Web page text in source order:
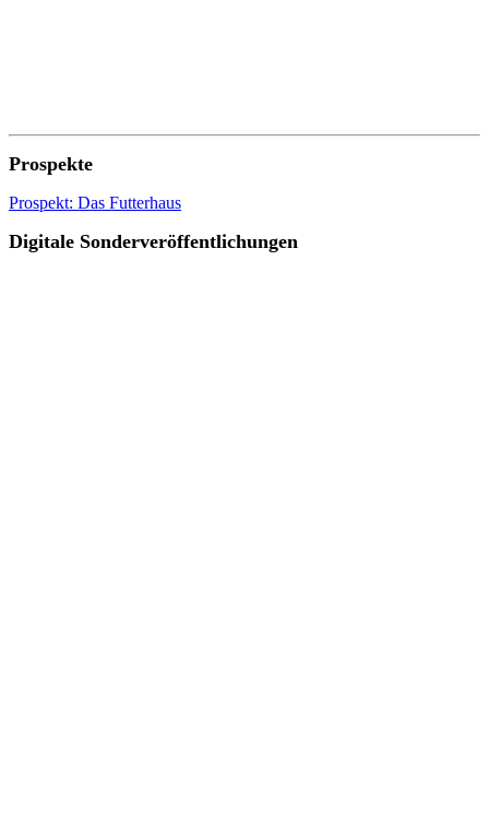
Prospekte
Prospekt: Das Futterhaus
Digitale Sonderveröffentlichungen